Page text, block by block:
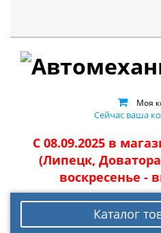
Моя
Сейчас ваша
С 08.09.2025 в
(Липецк,
воскресенье -
Каталог